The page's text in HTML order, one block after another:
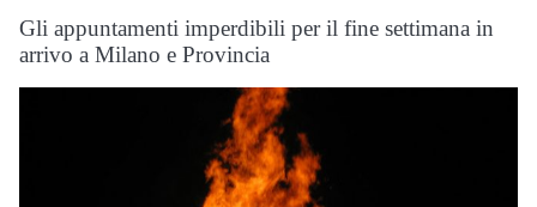
Gli appuntamenti imperdibili per il fine settimana in
arrivo a Milano e Provincia